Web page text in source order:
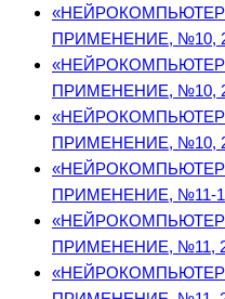
ПРИМЕНЕНИЕ, №10,
ПРИМЕНЕНИЕ, №10,
ПРИМЕНЕНИЕ, №10,
ПРИМЕНЕНИЕ, №11-
ПРИМЕНЕНИЕ, №11,